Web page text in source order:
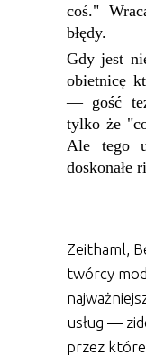
coś."
błędy.
Gdy jest
obietnicę
— gość
tylko że
Ale tego
doskonałe
Zeithaml,
twórcy
usług —
przez które